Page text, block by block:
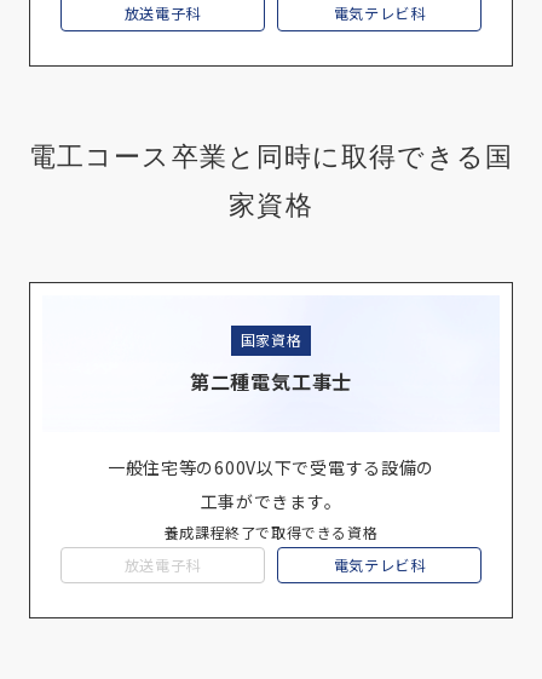
放送電子科 電気テレビ科
電工コース卒業と同時に取得できる国
家資格
国家資格
第二種電気工事士
一般住宅等の600V以下で受電する設備の
工事ができます。
養成課程終了で取得できる資格
放送電子科 電気テレビ科